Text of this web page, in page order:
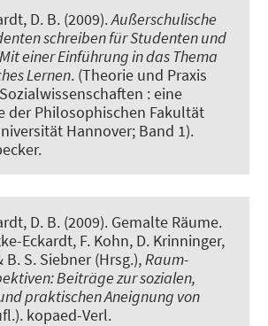
D. B. (2009).Außerschulische
schreiben für Studenten und
einer Einführung in das Thema
Lernen. (Theorie und Praxis
: eine
der Philosophischen Fakultät
Hannover; Band 1).
D. B. (2009). Gemalte Räume.
Eckardt, F. Kohn, D. Krinninger,
B. S. Siebner (Hrsg.),Raum-
Beiträge zur sozialen,
praktischen Aneignung von
kopaed-Verl.